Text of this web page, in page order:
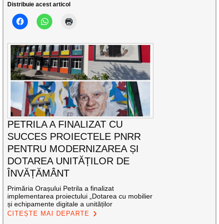
Distribuie acest articol
PETRILA A FINALIZAT CU
SUCCES PROIECTELE PNRR
PENTRU MODERNIZAREA ȘI
DOTAREA UNITĂȚILOR DE
ÎNVĂȚĂMÂNT
Primăria Orașului Petrila a finalizat
implementarea proiectului „Dotarea cu mobilier
și echipamente digitale a unităților
CITEȘTE MAI DEPARTE